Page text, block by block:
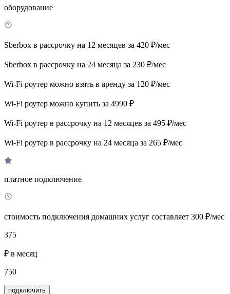
оборудование
Sberbox в рассрочку на 12 месяцев за 420 ₽/мес
Sberbox в рассрочку на 24 месяца за 230 ₽/мес
Wi-Fi роутер можно взять в аренду за 120 ₽/мес
Wi-Fi роутер можно купить за 4990 ₽
Wi-Fi роутер в рассрочку на 12 месяцев за 495 ₽/мес
Wi-Fi роутер в рассрочку на 24 месяца за 265 ₽/мес
платное подключение
стоимость подключения домашних услуг составляет 300 ₽/мес
375
₽ в месяц
750
подключить